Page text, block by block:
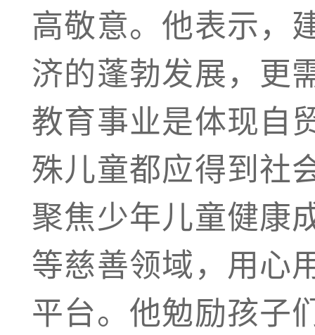
高敬意。他表示，
济的蓬勃发展，更
教育事业是体现自
殊儿童都应得到社
聚焦少年儿童健康
等慈善领域，用心
平台。他勉励孩子